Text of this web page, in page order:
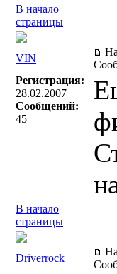
В начало
страницы
VIN
Регистрация:
28.02.2007
Сообщений:
45
В начало
страницы
Driverrock